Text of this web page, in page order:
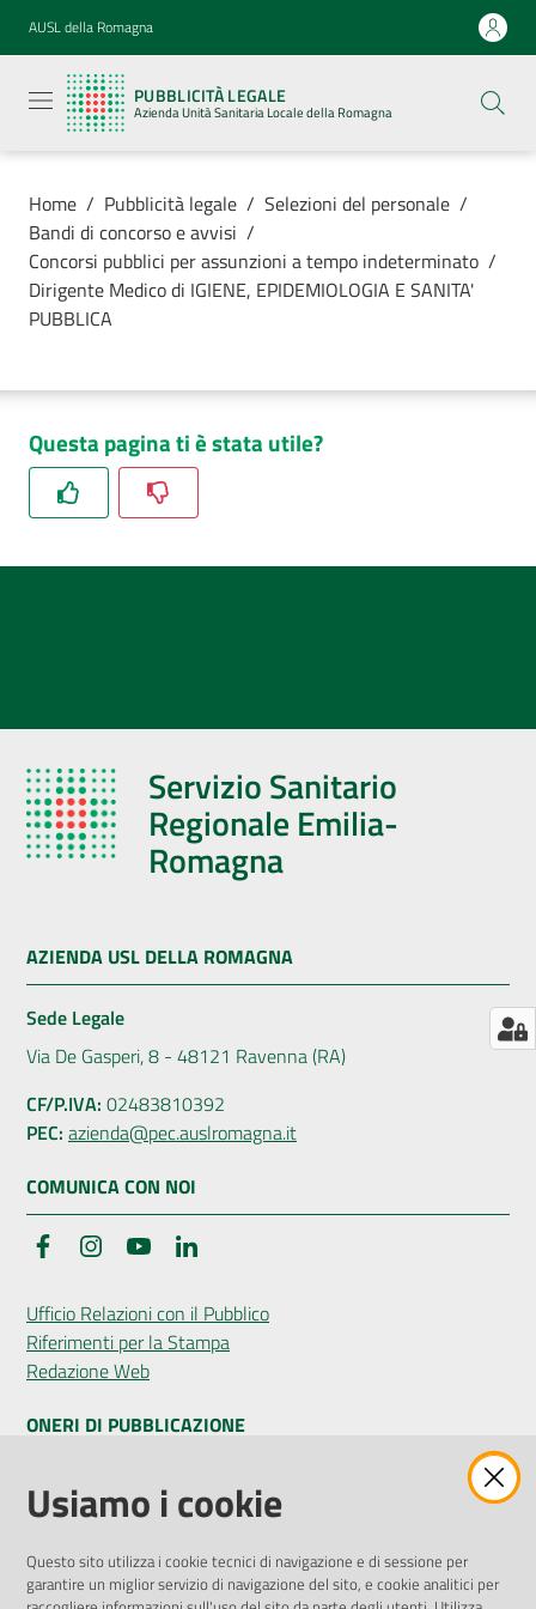
Vai al contenuto
Vai alla navigazione
Vai al footer
AUSL della Romagna
PUBBLICITÀ LEGALE
Azienda Unità Sanitaria Locale della Romagna
legale
Azienda
Unità
Locale della
Azienda
Servizi
Luoghi di
cura
AUSL
Home / Pubblicità legale / Selezioni del personale /
Bandi di concorso e avvisi /
Concorsi pubblici per assunzioni a tempo indeterminato /
Dirigente Medico di IGIENE, EPIDEMIOLOGIA E SANITA'
PUBBLICA
Questa pagina ti è stata utile?
Servizio Sanitario
Regionale Emilia-
Romagna
AZIENDA USL DELLA ROMAGNA
Sede Legale
Via De Gasperi, 8 - 48121 Ravenna (RA)
CF/P.IVA: 02483810392
PEC: azienda@pec.auslromagna.it
COMUNICA CON NOI
FacebookInstagramYouTube
Ufficio Relazioni con il Pubblico
Riferimenti per la Stampa
Redazione Web
ONERI DI PUBBLICAZIONE
Amministrazione Trasparente
Pubblicità legale
Privacy Policy
Attuazione Misure PNRR
Usiamo i cookie
Questo sito utilizza i cookie tecnici di navigazione e di sessione per
garantire un miglior servizio di navigazione del sito, e cookie analitici per